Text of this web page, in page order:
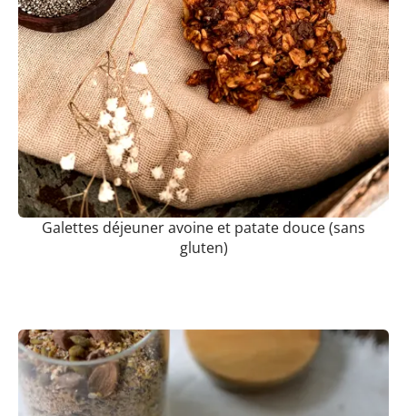
Galettes déjeuner avoine et patate douce (sans
gluten)